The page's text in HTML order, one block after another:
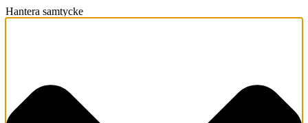
Hantera samtycke